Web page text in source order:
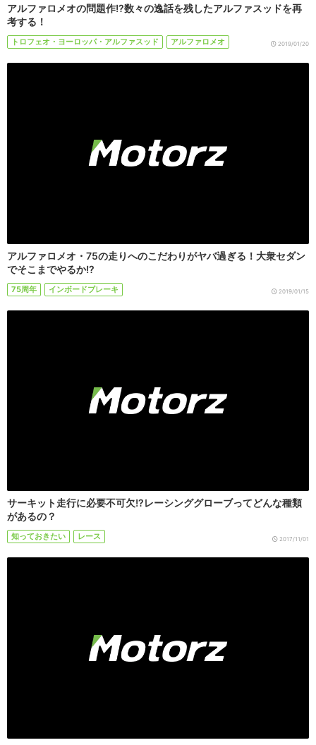
アルファロメオの問題作!?数々の逸話を残したアルファスッドを再
考する！
トロフェオ・ヨーロッパ・アルファスッド アルファロメオ 2019/01/20
アルファロメオ・75の走りへのこだわりがヤバ過ぎる！大衆セダン
でそこまでやるか!?
75周年 インボードブレーキ 2019/01/15
サーキット走行に必要不可欠!?レーシンググローブってどんな種類
があるの？
知っておきたい レース 2017/11/01